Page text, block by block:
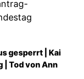
gesperrt | Kai
| Tod von Ann